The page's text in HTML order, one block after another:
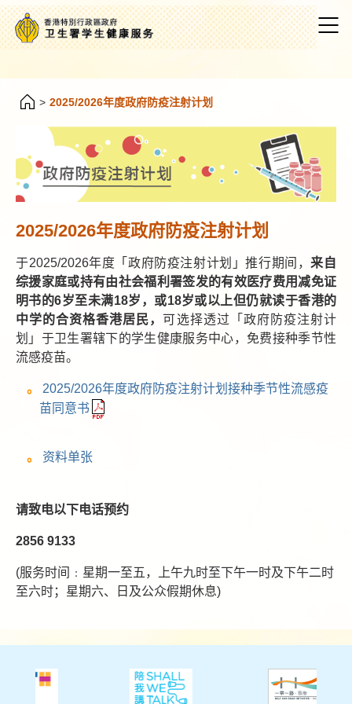
> 2025/2026年度政府防疫注射计划
2025/2026年度政府防疫注射计划
于2025/2026年度「政府防疫注射计划」推行期间， 来自
综援家庭或持有由社会福利署签发的有效医疗费用减免证
明书的6岁至未满18岁，或18岁或以上但仍就读于香港的
中学的合资格香港居民， 可选择透过「政府防疫注射计
划」于卫生署辖下的学生健康服务中心，免费接种季节性
流感疫苗。
2025/2026年度政府防疫注射计划接种季节性流感疫
苗同意书
资料单张
请致电以下电话预约
2856 9133
(服务时间﹕星期一至五，上午九时至下午一时及下午二时
至六时；星期六、日及公众假期休息)